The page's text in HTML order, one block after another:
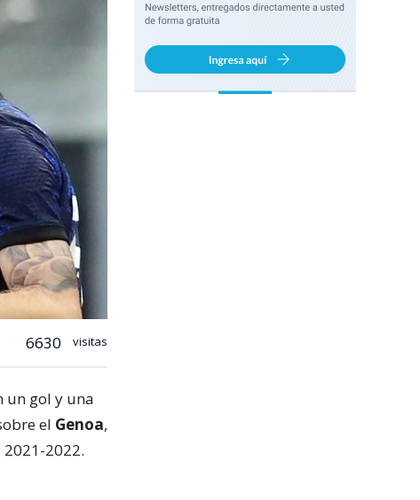
6630 visitas
un gol y una
el Genoa,
2022.